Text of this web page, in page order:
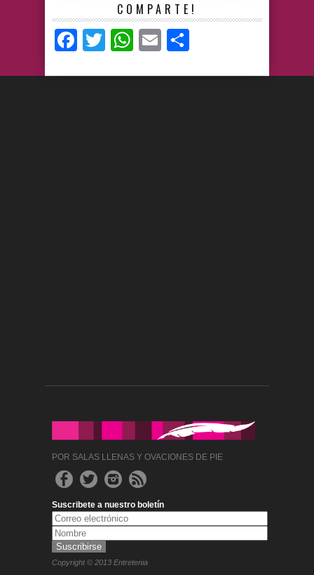
COMPARTE!
Facebook
TwitterWhatsApp
Email
POR SALAS LLENAS Y OVACIONES DE PIE
Suscribete a nuestro boletín
Copyright © 2013 Entretenia